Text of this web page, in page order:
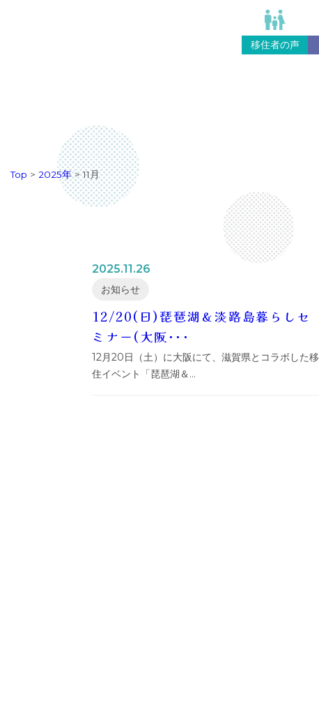
移住者の声
Top > 2025年>11月
2025.11.26
お知らせ
12/20(日)琵琶湖＆淡路島暮らしセ
ミナー(大阪･･･
12月20日（土）に大阪にて、滋賀県とコラボした移
住イベント「琵琶湖＆...